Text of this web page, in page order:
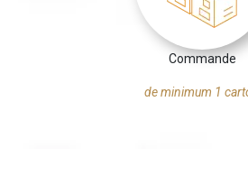
Commande
de minimum 1